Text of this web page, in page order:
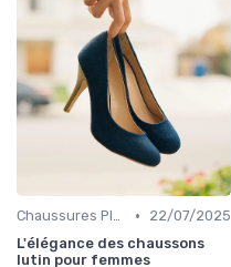
Chaussures Plates et Ballerines •
22/07/2025
L'élégance des chaussons
lutin pour femmes